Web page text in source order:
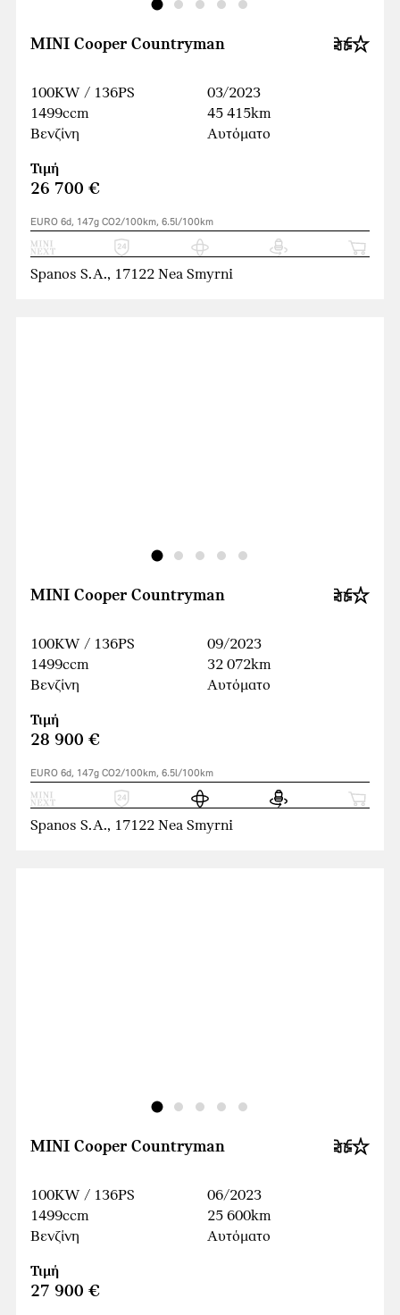
MINI Cooper Countryman
100KW / 136PS
1499ccm
Βενζίνη
03/2023
45 415km
Αυτόματο
Τιμή
26 700 €
EURO 6d, 147g CO2/100km, 6.5l/100km
Spanos S.A., 17122 Nea Smyrni
MINI Cooper Countryman
100KW / 136PS
1499ccm
Βενζίνη
09/2023
32 072km
Αυτόματο
Τιμή
28 900 €
EURO 6d, 147g CO2/100km, 6.5l/100km
Spanos S.A., 17122 Nea Smyrni
MINI Cooper Countryman
100KW / 136PS
1499ccm
Βενζίνη
06/2023
25 600km
Αυτόματο
Τιμή
27 900 €